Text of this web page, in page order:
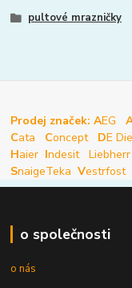
pultové mrazničky
Prodej značek: AEG
Cata Concept DE
Haier Indesit Liebherr
SnaigeTeka Vestrfost
o společnosti
o nás